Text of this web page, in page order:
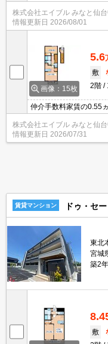
用・家賃カード払い可
室乾燥機付。TVモニタ
向き。
株式会社エイブル みなと仙
情報更新日 2026/08/01
画像：15枚
5.6
敷
2階
仲介手数料家賃の0.55
用・家賃カード払い可
株式会社エイブル みなと仙
情報更新日 2026/07/31
賃貸マンション ドゥ・セ
東北
宮城
築2年
敷